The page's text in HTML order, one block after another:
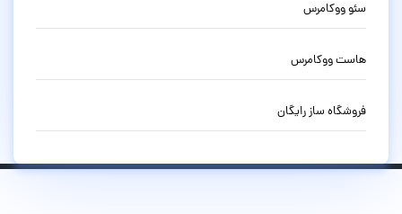
سئو ووکامرس
هاست ووکامرس
فروشگاه ساز رایگان